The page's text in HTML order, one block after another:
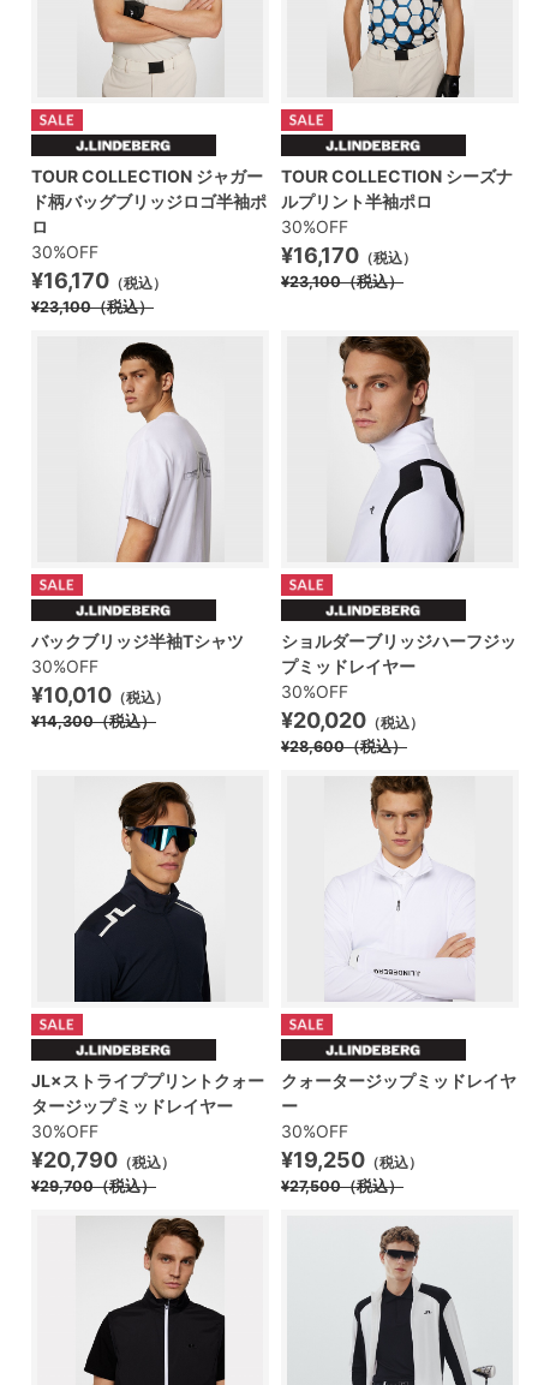
TOUR COLLECTION ジャガー
ド柄バッグブリッジロゴ半袖ポ
ロ
30%OFF
¥16,170 （税込）
¥23,100（税込）
TOUR COLLECTION シーズナ
ルプリント半袖ポロ
30%OFF
¥16,170 （税込）
¥23,100（税込）
バックブリッジ半袖Tシャツ
30%OFF
¥10,010 （税込）
¥14,300（税込）
ショルダーブリッジハーフジッ
プミッドレイヤー
30%OFF
¥20,020 （税込）
¥28,600（税込）
JL×ストライププリントクォー
タージップミッドレイヤー
30%OFF
¥20,790 （税込）
¥29,700（税込）
クォータージップミッドレイヤ
ー
30%OFF
¥19,250 （税込）
¥27,500（税込）